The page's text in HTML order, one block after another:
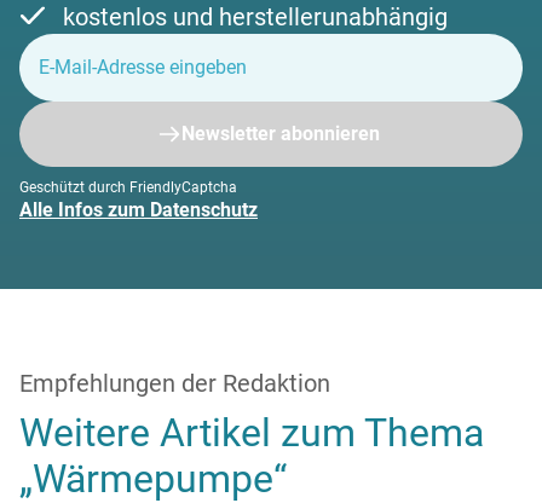
kostenlos und herstellerunabhängig
Newsletter abonnieren
Geschützt durch FriendlyCaptcha
Alle Infos zum Datenschutz
Empfehlungen der Redaktion
Weitere Artikel zum Thema
„Wärmepumpe“